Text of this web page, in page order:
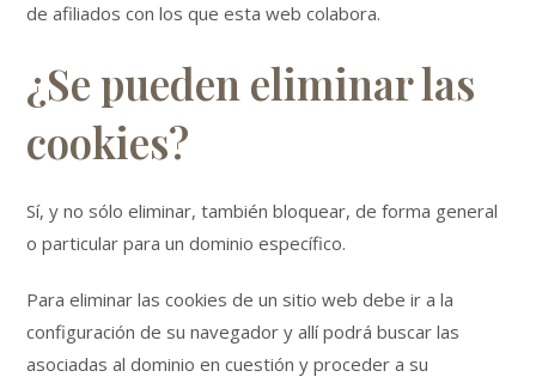
de afiliados con los que esta web colabora.
¿Se pueden eliminar las
cookies?
Sí, y no sólo eliminar, también bloquear, de forma general
o particular para un dominio específico.
Para eliminar las cookies de un sitio web debe ir a la
configuración de su navegador y allí podrá buscar las
asociadas al dominio en cuestión y proceder a su